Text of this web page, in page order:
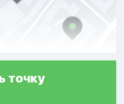
точку